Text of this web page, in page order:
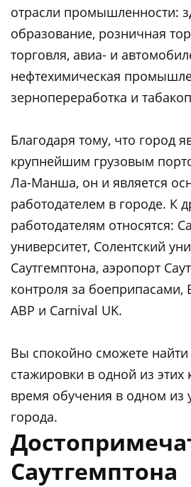
отрасли промышленности:
образование, розничная
торговля, авиа- и
нефтехимическая
зернопереработка и
Благодаря тому, что город
крупнейшим грузовым
Ла-Манша, он и является
работодателем в городе. К
работодателям относятся:
университет, Солентский
Саутгемптона, аэропорт
контроля за боеприпасами,
ABP и Carnival UK.
Вы спокойно сможете найти
стажировки в одной из
время обучения в одном из
города.
Саутгемптона